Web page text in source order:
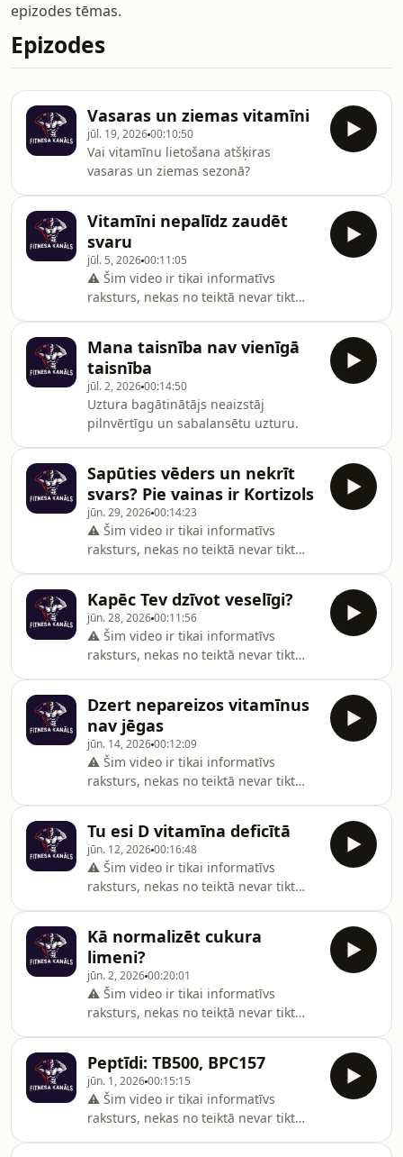
epizodes tēmas.
Epizodes
Vasaras un ziemas vitamīni
jūl. 19, 202600:10:50
Vai vitamīnu lietošana atšķiras
vasaras un ziemas sezonā?
Vitamīni nepalīdz zaudēt
svaru
jūl. 5, 202600:11:05
⚠️ Šim video ir tikai informatīvs
raksturs, nekas no teiktā nevar tikt
pilnvērtīgu un sabalansētu uzturu.
Mana taisnība nav vienīgā
taisnība
jūl. 2, 202600:14:50
Uztura bagātinātājs neaizstāj
pilnvērtīgu un sabalansētu uzturu.
Sapūties vēders un nekrīt
svars? Pie vainas ir Kortizols
jūn. 29, 202600:14:23
⚠️ Šim video ir tikai informatīvs
raksturs, nekas no teiktā nevar tikt
pilnvērtīgu un sabalansētu uzturu.
Kapēc Tev dzīvot veselīgi?
jūn. 28, 202600:11:56
⚠️ Šim video ir tikai informatīvs
raksturs, nekas no teiktā nevar tikt
pilnvērtīgu un sabalansētu uzturu.
Dzert nepareizos vitamīnus
nav jēgas
jūn. 14, 202600:12:09
⚠️ Šim video ir tikai informatīvs
raksturs, nekas no teiktā nevar tikt
pilnvērtīgu un sabalansētu uzturu.
Tu esi D vitamīna deficītā
jūn. 12, 202600:16:48
⚠️ Šim video ir tikai informatīvs
raksturs, nekas no teiktā nevar tikt
pilnvērtīgu un sabalansētu uzturu.
Kā normalizēt cukura
limeni?
jūn. 2, 202600:20:01
⚠️ Šim video ir tikai informatīvs
raksturs, nekas no teiktā nevar tikt
pilnvērtīgu un sabalansētu uzturu.
Peptīdi: TB500, BPC157
jūn. 1, 202600:15:15
⚠️ Šim video ir tikai informatīvs
raksturs, nekas no teiktā nevar tikt